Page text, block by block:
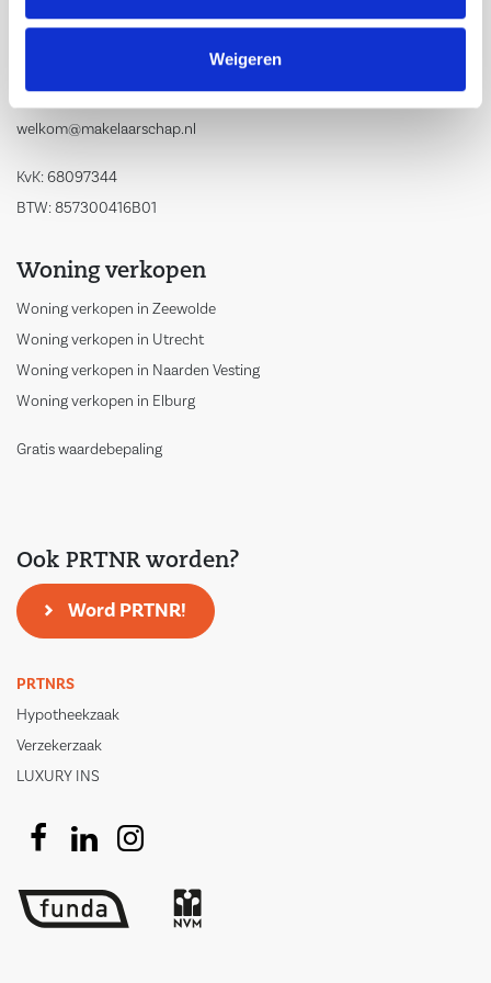
Weigeren
088-0802830
welkom@makelaarschap.nl
KvK: 68097344
BTW: 857300416B01
Woning verkopen
Woning verkopen in Zeewolde
Woning verkopen in Utrecht
Woning verkopen in Naarden Vesting
Woning verkopen in Elburg
Gratis waardebepaling
Ook PRTNR worden?
Word PRTNR!
PRTNRS
Hypotheekzaak
Verzekerzaak
LUXURY INS